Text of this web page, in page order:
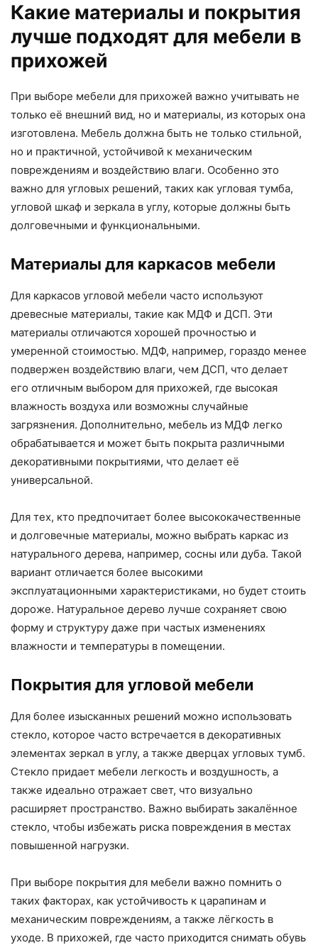
Какие материалы и покрытия
лучше подходят для мебели в
прихожей
При выборе мебели для прихожей важно учитывать не
только её внешний вид, но и материалы, из которых она
изготовлена. Мебель должна быть не только стильной,
но и практичной, устойчивой к механическим
повреждениям и воздействию влаги. Особенно это
важно для угловых решений, таких как угловая тумба,
угловой шкаф и зеркала в углу, которые должны быть
долговечными и функциональными.
Материалы для каркасов мебели
Для каркасов угловой мебели часто используют
древесные материалы, такие как МДФ и ДСП. Эти
материалы отличаются хорошей прочностью и
умеренной стоимостью. МДФ, например, гораздо менее
подвержен воздействию влаги, чем ДСП, что делает
его отличным выбором для прихожей, где высокая
влажность воздуха или возможны случайные
загрязнения. Дополнительно, мебель из МДФ легко
обрабатывается и может быть покрыта различными
декоративными покрытиями, что делает её
универсальной.
Для тех, кто предпочитает более высококачественные
и долговечные материалы, можно выбрать каркас из
натурального дерева, например, сосны или дуба. Такой
вариант отличается более высокими
эксплуатационными характеристиками, но будет стоить
дороже. Натуральное дерево лучше сохраняет свою
форму и структуру даже при частых изменениях
влажности и температуры в помещении.
Покрытия для угловой мебели
Для более изысканных решений можно использовать
стекло, которое часто встречается в декоративных
элементах зеркал в углу, а также дверцах угловых тумб.
Стекло придает мебели легкость и воздушность, а
также идеально отражает свет, что визуально
расширяет пространство. Важно выбирать закалённое
стекло, чтобы избежать риска повреждения в местах
повышенной нагрузки.
При выборе покрытия для мебели важно помнить о
таких факторах, как устойчивость к царапинам и
механическим повреждениям, а также лёгкость в
уходе. В прихожей, где часто приходится снимать обувь